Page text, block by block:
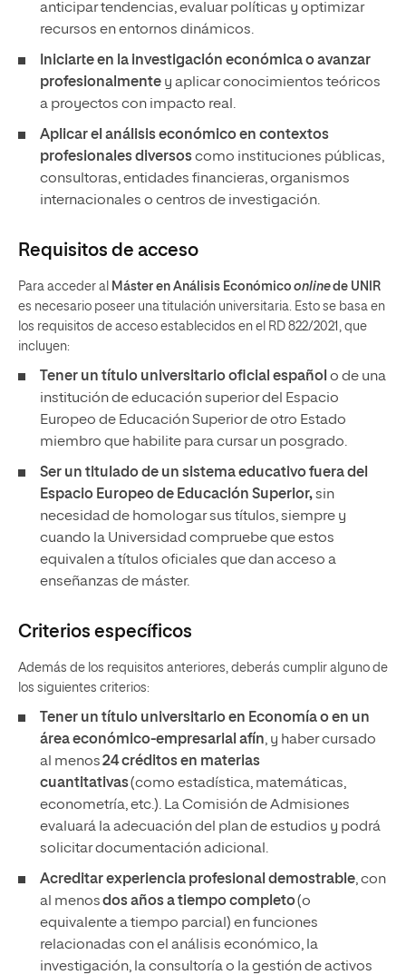
anticipar tendencias, evaluar políticas y optimizar
recursos en entornos dinámicos.
Iniciarte en la investigación económica o avanzar
profesionalmente y aplicar conocimientos teóricos
a proyectos con impacto real.
Aplicar el análisis económico en contextos
profesionales diversoscomo instituciones públicas,
consultoras, entidades financieras, organismos
internacionales o centros de investigación.
Requisitos de acceso
Para acceder al Máster en Análisis Económico onlinede UNIR
es necesario poseer una titulación universitaria. Esto se basa en
los requisitos de acceso establecidos en el RD 822/2021, que
incluyen:
Tener un título universitario oficial español o de una
institución de educación superior del Espacio
Europeo de Educación Superior de otro Estado
miembro que habilite para cursar un posgrado.
Ser un titulado de un sistema educativo fuera del
Espacio Europeo de Educación Superior,sin
necesidad de homologar sus títulos, siempre y
cuando la Universidad compruebe que estos
equivalen atítulos oficiales que dan acceso a
enseñanzas de máster.
Criterios específicos
Además de los requisitos anteriores, deberás cumplir alguno de
los siguientes criterios:
Tener un título universitario en Economía o en un
área económico-empresarial afín, y haber cursado
al menos24 créditos en materias
cuantitativas(como estadística, matemáticas,
econometría, etc.). La Comisión de Admisiones
evaluará la adecuación del plan de estudios y podrá
solicitar documentación adicional.
Acreditar experiencia profesional demostrable, con
al menosdos años a tiempo completo(o
equivalente a tiempo parcial) en funciones
relacionadas con el análisis económico, la
investigación, la consultoría o la gestión de activos